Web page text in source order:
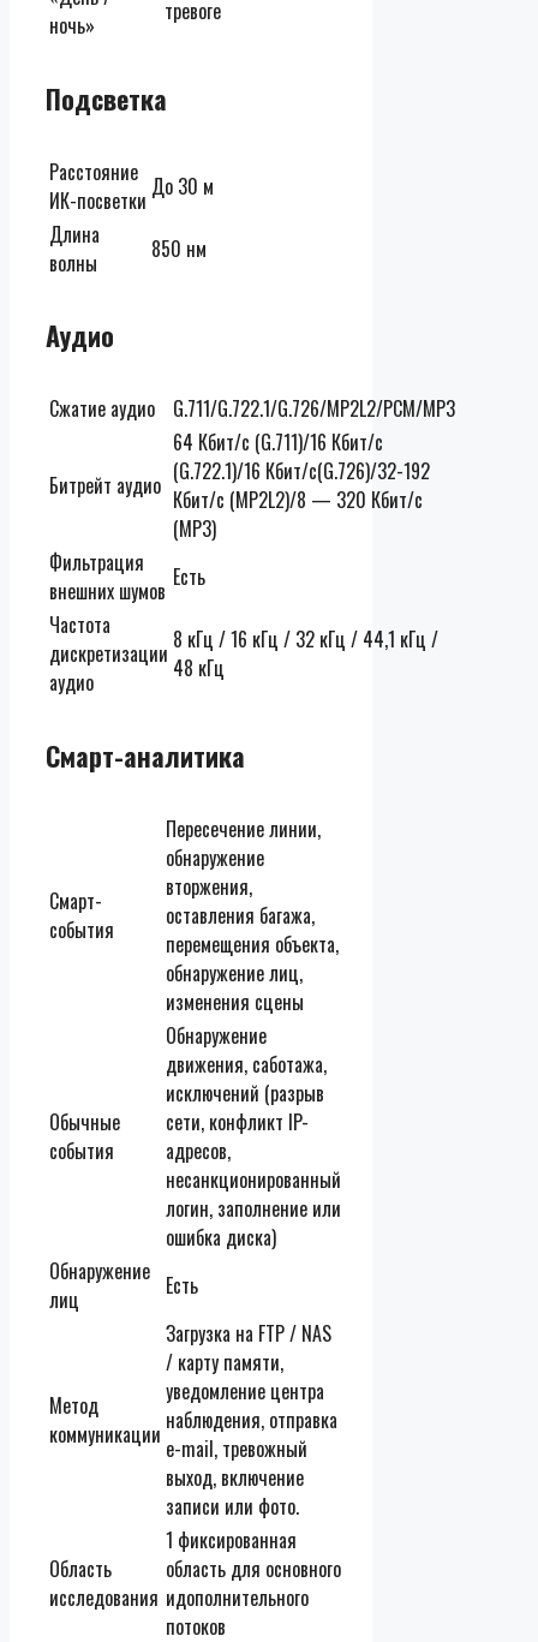
ночь»
тревоге
Подсветка
Расстояние
ИК-посветки До 30 м
Длина
волны
850 нм
Аудио
Сжатие аудио G.711/G.722.1/G.726/MP2L2/PCM/MP3
Битрейт аудио
64 Кбит/с (G.711)/16 Кбит/с
(G.722.1)/16 Кбит/с(G.726)/32-192
Кбит/с (MP2L2)/8 — 320 Кбит/с
(MP3)
Фильтрация
внешних шумов Есть
Частота
дискретизации
аудио
8 кГц / 16 кГц / 32 кГц / 44,1 кГц /
48 кГц
Смарт-аналитика
Смарт-
события
Пересечение линии,
обнаружение
вторжения,
оставления багажа,
перемещения объекта,
обнаружение лиц,
изменения сцены
Обычные
события
Обнаружение
движения, саботажа,
исключений (разрыв
сети, конфликт IP-
адресов,
несанкционированный
логин, заполнение или
ошибка диска)
Обнаружение
лиц
Есть
Метод
коммуникации
Загрузка на FTP / NAS
/ карту памяти,
уведомление центра
наблюдения, отправка
e-mail, тревожный
выход, включение
записи или фото.
Область
исследования
1 фиксированная
область для основного
идополнительного
потоков